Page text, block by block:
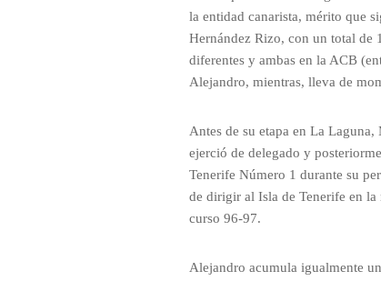
la entidad canarista, mérito que
Hernández Rizo, con un total de
diferentes y ambas en la ACB
Alejandro, mientras, lleva de
Antes de su etapa en La Laguna,
ejerció de delegado y
Tenerife Número 1 durante su
de dirigir al Isla de Tenerife en
curso 96-97.
Alejandro acumula igualmente un